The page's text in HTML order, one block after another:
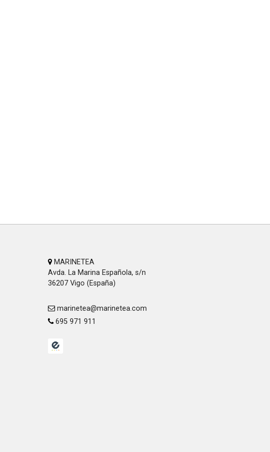
MARINETEA
Avda. La Marina Española, s/n
36207 Vigo (España)
marinetea@marinetea.com
695 971 911